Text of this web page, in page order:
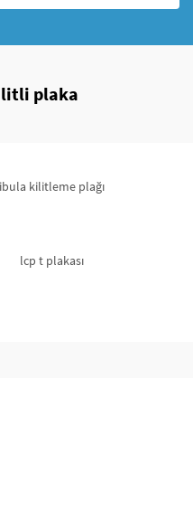
plaka
kilitleme plağı
lcp t plakası